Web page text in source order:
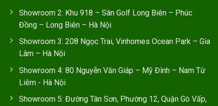
Showroom 2: Khu 918 – Sân Golf Long Biên – Phúc
Đồng – Long Biên – Hà Nội
Showroom 3: 208 Ngọc Trai, Vinhomes Ocean Park – Gia
Lâm – Hà Nội
Showroom 4: 80 Nguyễn Văn Giáp – Mỹ Đình – Nam Từ
Liêm - Hà Nội
Showroom 5: Đường Tân Sơn, Phường 12, Quận Gò Vấp,